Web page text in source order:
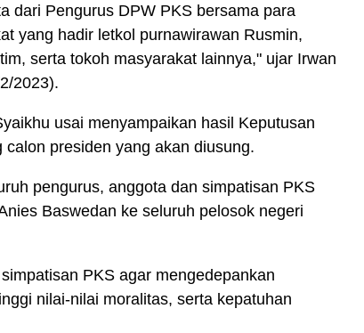
dari Pengurus DPW PKS bersama para
yang hadir letkol purnawirawan Rusmin,
serta tokoh masyarakat lainnya," ujar Irwan
2023).
usai menyampaikan hasil Keputusan
presiden yang akan diusung.
pengurus, anggota dan simpatisan PKS
Baswedan ke seluruh pelosok negeri
PKS agar mengedepankan
nilai-nilai moralitas, serta kepatuhan